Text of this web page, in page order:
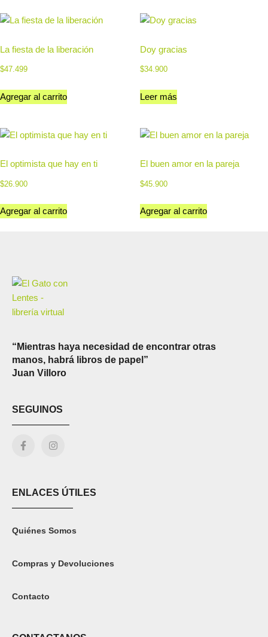
La fiesta de la liberación
$47.499
Agregar al carrito
Doy gracias
$34.900
Leer más
El optimista que hay en ti
$26.900
Agregar al carrito
El buen amor en la pareja
$45.900
Agregar al carrito
“Mientras haya necesidad de encontrar otras
manos, habrá libros de papel”
Juan Villoro
SEGUINOS
ENLACES ÚTILES
Quiénes Somos
Compras y Devoluciones
Contacto